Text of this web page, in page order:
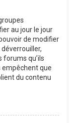
au jour le jour
de modifier
forums qu’ils
que
du contenu